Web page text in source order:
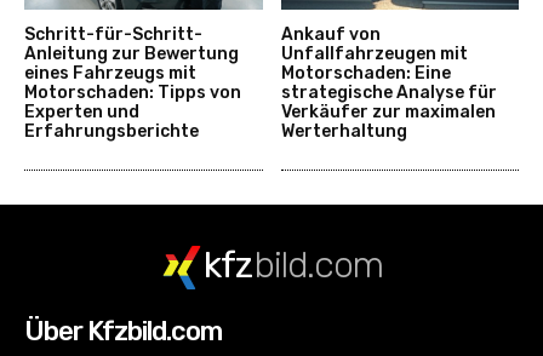
Schritt-für-Schritt-
Anleitung zur Bewertung
eines Fahrzeugs mit
Motorschaden: Tipps von
Experten und
Erfahrungsberichte
Ankauf von
Unfallfahrzeugen mit
Motorschaden: Eine
strategische Analyse für
Verkäufer zur maximalen
Werterhaltung
kfzbild.com
Über Kfzbild.com